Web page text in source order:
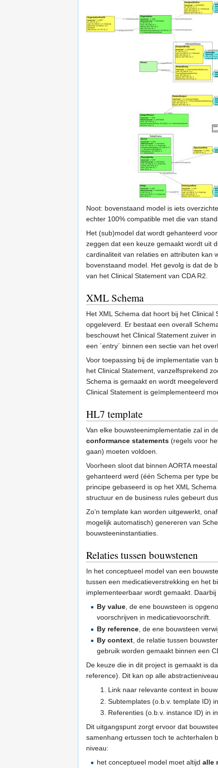
Noot: bovenstaand model is iets
echter 100% compatible met die van
Het (sub)model dat wordt gehanteerd
zeggen dat een keuze gemaakt wordt uit
cardinaliteit van relaties en attributen kan
bovenstaand model. Het gevolg is dat de
van het Clinical Statement van CDA R2.
XML Schema
Het XML Schema dat hoort bij het
opgeleverd. Er bestaat een overall
beschouwt het Clinical Statement zuiver
een ´entry´ binnen een sectie van het
Voor toepassing bij de implementatie van
het Clinical Statement, vanzelfsprekend
Schema is gemaakt en wordt
Clinical Statement is geïmplementeerd
HL7 template
Van elke bouwsteenimplementatie zal in
conformance statements (regels voor
gaan) moeten voldoen.
Voorheen sloot dat binnen AORTA
gehanteerd werd (één Schema per type
principe gebaseerd is op het XML
structuur en de business rules gebeurt
Zo’n template kan worden uitgewerkt,
mogelijk automatisch) genereren van
bouwsteeninstantiaties.
Relaties tussen bouwstenen
In het conceptueel model van een
tussen een medicatieverstrekking en het
implementeerbaar wordt gemaakt.
By value, de ene bouwsteen is
voorschrijven in medicatievoorschrift.
By reference , de ene bouwsteen
By context, de relatie tussen
gebruik worden gemaakt binnen een
De keuze die in dit project is gemaakt is
reference). Dit kan op alle
Link naar relevante context in
Subtemplates (o.b.v. template ID)
Referenties (o.b.v. instance ID) in
Dit uitgangspunt zorgt ervoor dat
samenhang ertussen toch te achterhalen
niveau:
het conceptueel model moet altijdalle